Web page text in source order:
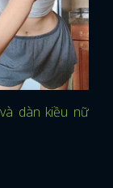
dàn kiều nữ